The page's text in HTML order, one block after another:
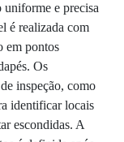
uniforme e precisa
é realizada com
em pontos
Os
inspeção, como
identificar locais
escondidas. A